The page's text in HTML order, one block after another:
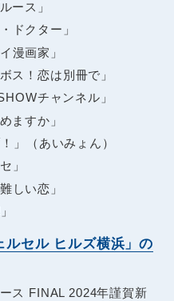
ース」
ドクター」
漫画家」
ス！恋は別冊で」
チャンネル」
ますか」
」（あいみょん）
」
しい恋」
ルセル ヒルズ横浜」の
ス FINAL 2024年謹賀新